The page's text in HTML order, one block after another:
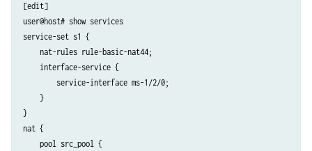
[edit]
user@host# show services
service-set s1 {
    nat-rules rule-basic-nat44;
    interface-service {
        service-interface ms-1/2/0;
    }
}
nat {
    pool src_pool {